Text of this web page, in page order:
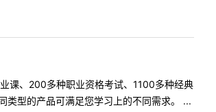
课、200多种职业资格考试、1100多种经典
类型的产品可满足您学习上的不同需求。 ...